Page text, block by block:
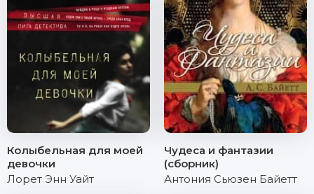
Колыбельная для моей
девочки
Лорет Энн Уайт
Чудеса и фантазии
(сборник)
Антония Сьюзен Байетт